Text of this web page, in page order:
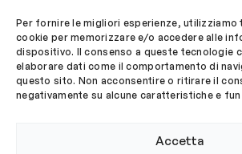
Per fornire le migliori esperienze, utilizziamo
cookie per memorizzare e/o accedere alle
dispositivo. Il consenso a queste tecnologie
elaborare dati come il comportamento di
questo sito. Non acconsentire o ritirare il
negativamente su alcune caratteristiche e
Accetta
Segui OBLA su